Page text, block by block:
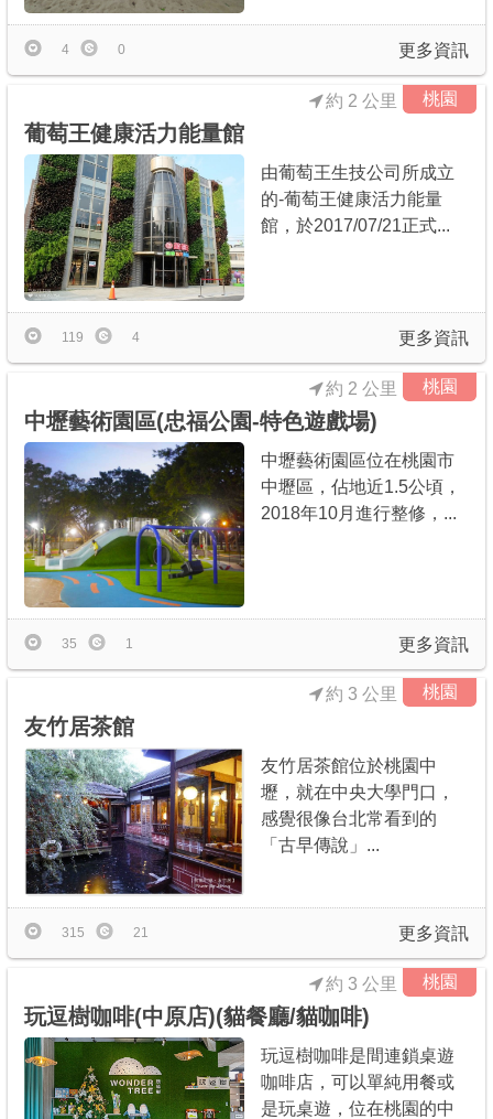
更多資訊
4 0
桃園
葡萄王健康活力能量館
約 2 公里
由葡萄王生技公司所成立
的-葡萄王健康活力能量
館，於2017/07/21正式...
更多資訊
119 4
桃園
中壢藝術園區(忠福公園-特色遊戲場)
約 2 公里
中壢藝術園區位在桃園市
中壢區，佔地近1.5公頃，
2018年10月進行整修，...
更多資訊
35 1
桃園
友竹居茶館
約 3 公里
友竹居茶館位於桃園中
壢，就在中央大學門口，
感覺很像台北常看到的
「古早傳說」...
更多資訊
315 21
桃園
玩逗樹咖啡(中原店)(貓餐廳/貓咖啡)
約 3 公里
玩逗樹咖啡是間連鎖桌遊
咖啡店，可以單純用餐或
是玩桌遊，位在桃園的中